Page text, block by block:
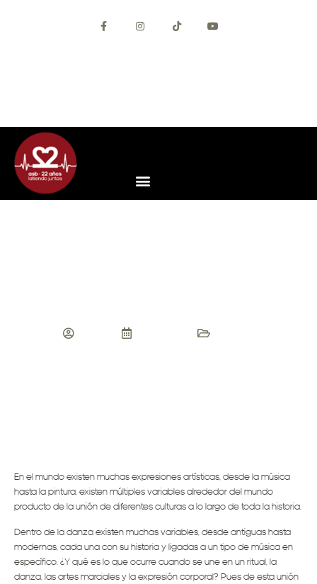
En el mundo existen muchas expresiones artísticas, desde la música
hasta la pintura, existen múltiples variables alrededor del mundo
producto de la unión de diferentes culturas a lo largo de toda la historia.
Dentro de la danza existen muchas variables, desde antiguas hasta
modernas, cada una con su historia y ligadas a un tipo de música en
específico. ¿Y qué es lo que ocurre cuando se une en un ritual, la
danza, las artes marciales y la expresión corporal? Pues de esta unión